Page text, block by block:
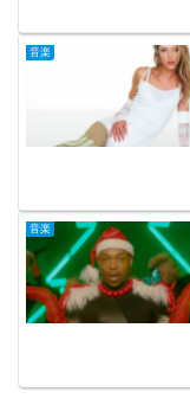
音楽
音楽